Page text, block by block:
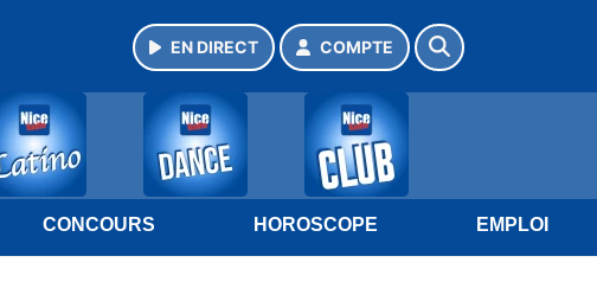
EN DIRECT COMPTE
CONCOURS HOROSCOPE EMPLOI